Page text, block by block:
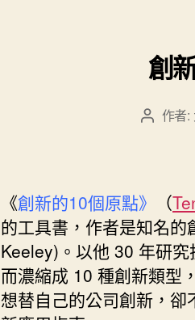
創
文 作者:
《創新的10個原點》 （
的工具書，作者是知名
Keeley)。以他 30 年研
而濃縮成 10 種創新類型
想替自己的公司創新，卻